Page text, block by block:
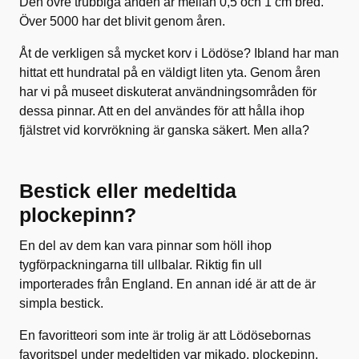
Över 5000 har det blivit genom åren.
Åt de verkligen så mycket korv i Lödöse? Ibland har man
hittat ett hundratal på en väldigt liten yta. Genom åren
har vi på museet diskuterat användningsområden för
dessa pinnar. Att en del användes för att hålla ihop
fjälstret vid korvrökning är ganska säkert. Men alla?
Bestick eller medeltida
plockepinn?
En del av dem kan vara pinnar som höll ihop
tygförpackningarna till ullbalar. Riktig fin ull
importerades från England. En annan idé är att de är
simpla bestick.
En favoritteori som inte är trolig är att Lödösebornas
favoritspel under medeltiden var mikado, plockepinn.